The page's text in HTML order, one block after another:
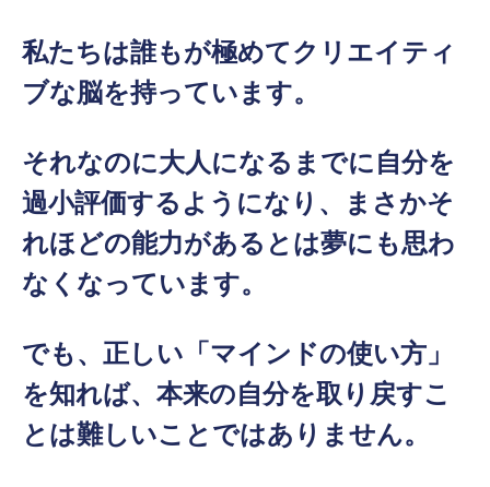
私たちは誰もが極めてクリエイティ
ブな脳を持っています。
それなのに大人になるまでに自分を
過小評価するようになり、まさかそ
れほどの能力があるとは夢にも思わ
なくなっています。
でも、正しい「マインドの使い方」
を知れば、本来の自分を取り戻すこ
とは難しいことではありません。